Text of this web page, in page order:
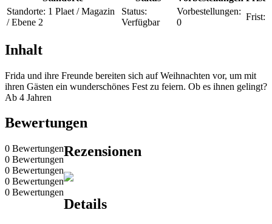
Standorte: 1 Plaet / Magazin
/ Ebene 2
Status:
Verfügbar
Vorbestellungen:
0
Frist:
Inhalt
Frida und ihre Freunde bereiten sich auf Weihnachten vor, um mit
ihren Gästen ein wunderschönes Fest zu feiern. Ob es ihnen gelingt?
Ab 4 Jahren
Bewertungen
0 Bewertungen
0 Bewertungen
0 Bewertungen
0 Bewertungen
0 Bewertungen
Rezensionen
Details